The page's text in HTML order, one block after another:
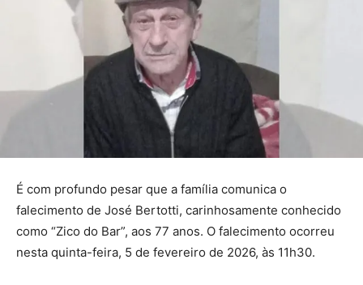
É com profundo pesar que a família comunica o
falecimento de José Bertotti, carinhosamente conhecido
como “Zico do Bar”, aos 77 anos. O falecimento ocorreu
nesta quinta-feira, 5 de fevereiro de 2026, às 11h30.